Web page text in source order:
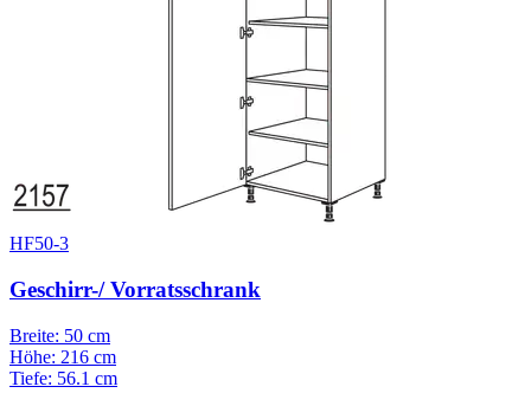
HF50-3
Geschirr-/ Vorratsschrank
Breite: 50 cm
Höhe: 216 cm
Tiefe: 56.1 cm